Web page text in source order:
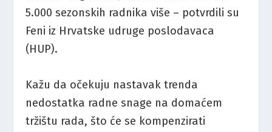
5.000 sezonskih radnika više – potvrdili su
Feni iz Hrvatske udruge poslodavaca
(HUP).
Kažu da očekuju nastavak trenda
nedostatka radne snage na domaćem
tržištu rada, što će se kompenzirati